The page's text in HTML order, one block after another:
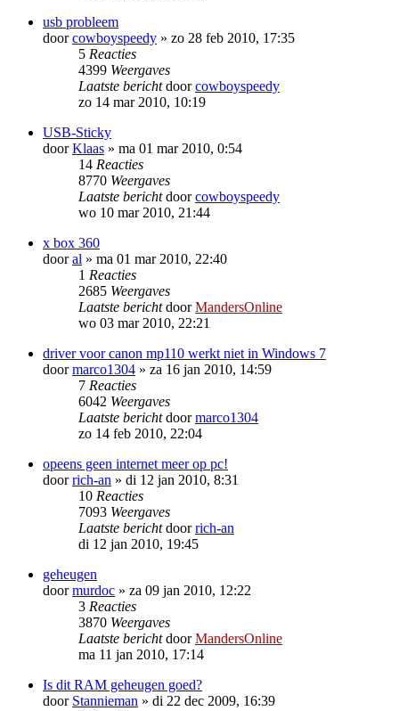
usb probleem
doorcowboyspeedy » zo 28 feb 2010, 17:35
5 Reacties
4399 Weergaves
Laatste berichtdoorcowboyspeedy
zo 14 mar 2010, 10:19
USB-Sticky
doorKlaas » ma 01 mar 2010, 0:54
14 Reacties
8770 Weergaves
Laatste berichtdoorcowboyspeedy
wo 10 mar 2010, 21:44
x box 360
dooral » ma 01 mar 2010, 22:40
1 Reacties
2685 Weergaves
Laatste berichtdoorMandersOnline
wo 03 mar 2010, 22:21
driver voor canon mp110 werkt niet in Windows 7
doormarco1304 » za 16 jan 2010, 14:59
7 Reacties
6042 Weergaves
Laatste berichtdoormarco1304
zo 14 feb 2010, 22:04
opeens geen internet meer op pc!
doorrich-an » di 12 jan 2010, 8:31
10 Reacties
7093 Weergaves
Laatste berichtdoorrich-an
di 12 jan 2010, 19:45
geheugen
doormurdoc » za 09 jan 2010, 12:22
3 Reacties
3870 Weergaves
Laatste berichtdoorMandersOnline
ma 11 jan 2010, 17:14
Is dit RAM geheugen goed?
door Stannieman » di 22 dec 2009, 16:39